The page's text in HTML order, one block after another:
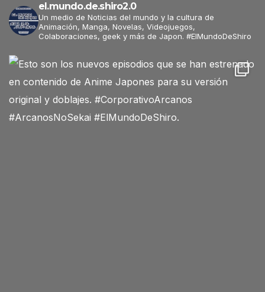
el.mundo.de.shiro2.0
Un medio de Noticias del mundo y la cultura de
Animación, Manga, Novelas, Videojuegos,
Colaboraciones, geek y más de Japon. #ElMundoDeShiro